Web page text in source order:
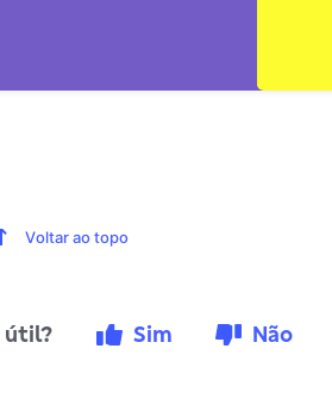
Voltar ao topo
útil? Sim Não